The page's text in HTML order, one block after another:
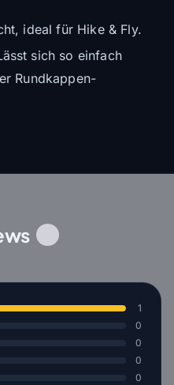
ideal für Hike & Fly.
sich so einfach
Rundkappen-
1
0
0
0
0